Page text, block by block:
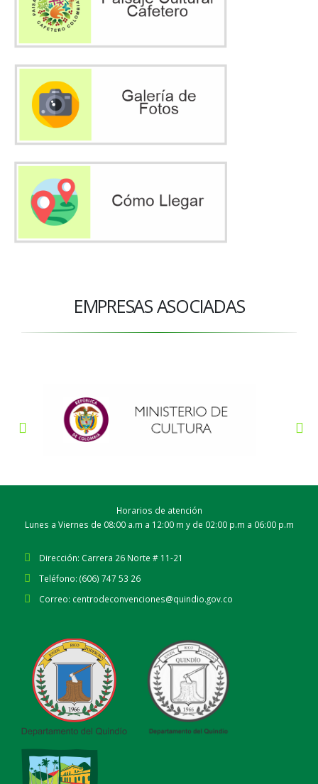
EMPRESAS ASOCIADAS
Horarios de atención
Lunes a Viernes de 08:00 a.m a 12:00 m y de 02:00 p.m a 06:00 p.m
Dirección: Carrera 26 Norte # 11-21
Teléfono: (606) 747 53 26
Correo: centrodeconvenciones@quindio.gov.co